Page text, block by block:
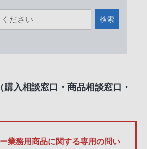
検索
購入相談窓口・商品相談窓口・
業務用商品に関する専用の問い